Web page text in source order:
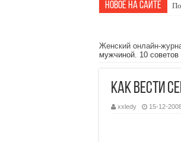
Новое на сайте
Женский онлайн-
мужчиной. 10 советов
Как вести
xxledy 15-12-